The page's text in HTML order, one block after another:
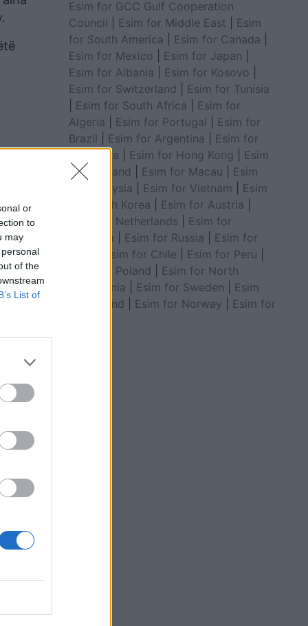
or
to
may
of the
List of
një
gusht
që
Esim for GCC Gulf Cooperation
Council
Esim for Middle East
Esim
for South America
Esim for Canada
Esim for Mexico
Esim for Japan
Esim for Albania
Esim for Kosovo
Esim for Switzerland
Esim for Tunisia
Esim for South Africa
Esim for
Algeria
Esim for Portugal
Esim for
Brazil
Esim for Argentina
Esim for
Colombia
Esim for Hong Kong
Esim
for Thailand
Esim for Macau
Esim
for Malaysia
Esim for Vietnam
Esim
for South Korea
Esim for Austria
Esim for Netherlands
Esim for
Australia
Esim for Russia
Esim for
Esim for Chile Esim for Peru
Esim for Poland
Esim for North
Macedonia
Esim for Sweden
Esim
for Finland
Esim for Norway
Esim for